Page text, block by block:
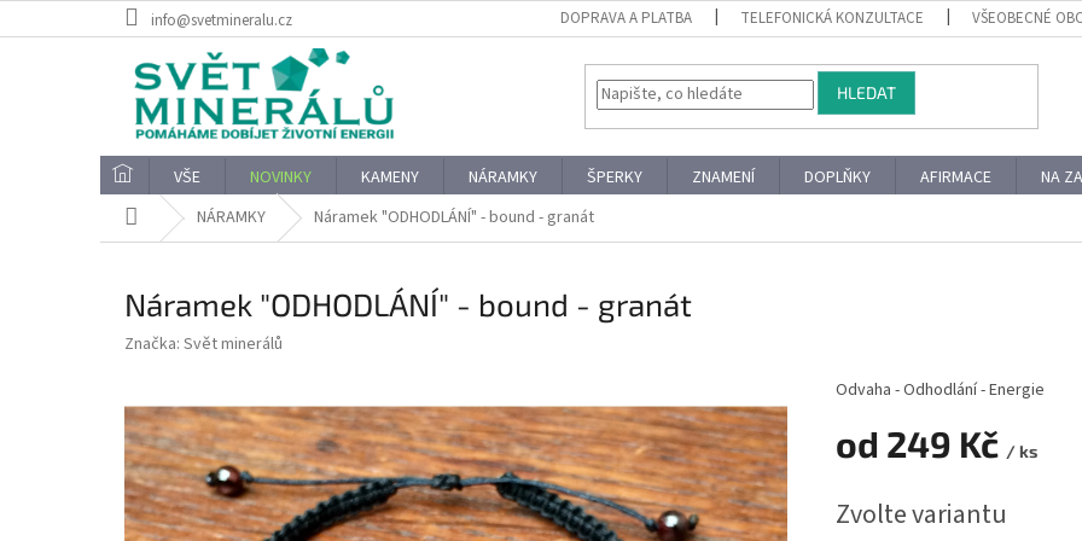
na
info@svetmineralu.cz DOPRAVA A PLATBA TELEFONICKÁ KONZULTACE VŠEOBECNÉ
HLEDAT
VŠE NOVINKY KAMENY NÁRAMKY ŠPERKY ZNAMENÍ DOPLŇKY AFIRMACE NA
Domů NÁRAMKY Náramek "ODHODLÁNÍ" - bound - granát
Náramek "ODHODLÁNÍ" - bound - granát
Značka: Svět minerálů
od 249 Kč / ks
cena:
Zvolte variantu
Odvaha - Odhodlání - Energie